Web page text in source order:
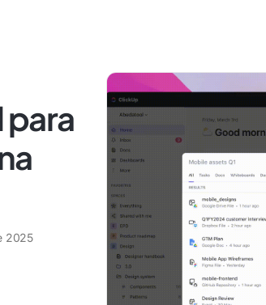
para
2025